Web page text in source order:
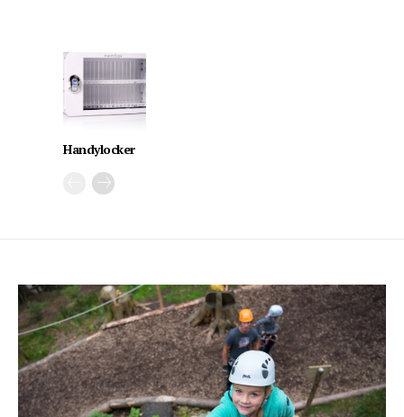
Handylocker